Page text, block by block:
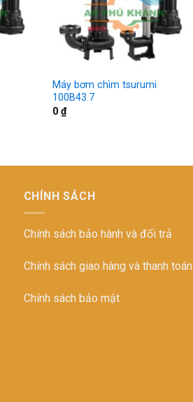
Máy bơm chìm tsurumi
100B43.7
0₫
CHÍNH SÁCH
Chính sách bảo hành và đổi trả
Chính sách giao hàng và thanh toán
Chính sách bảo mật